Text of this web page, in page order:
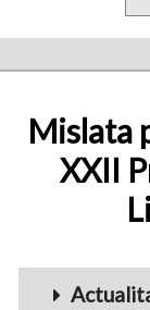
Mislata
XXII